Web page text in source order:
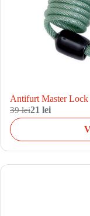
Antifurt Master Lock
39 lei21 lei